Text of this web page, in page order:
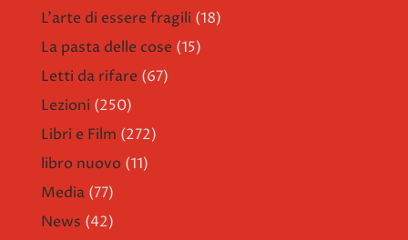
L'arte di essere fragili (18)
La pasta delle cose (15)
Letti da rifare (67)
Lezioni (250)
Libri e Film (272)
libro nuovo (11)
Media (77)
News (42)